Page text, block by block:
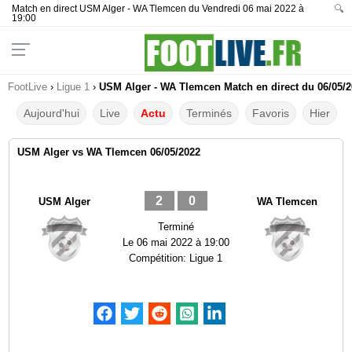
Match en direct USM Alger - WA Tlemcen du Vendredi 06 mai 2022 à
19:00
🔍
FootLive › Ligue 1 › USM Alger - WA Tlemcen Match en direct du 06/05/
Aujourd'hui Live Actu Terminés Favoris Hier
USM Alger vs WA Tlemcen 06/05/2022
USM Alger 2 0
Terminé
Le 06 mai 2022 à 19:00
Compétition: Ligue 1
WA Tlemcen